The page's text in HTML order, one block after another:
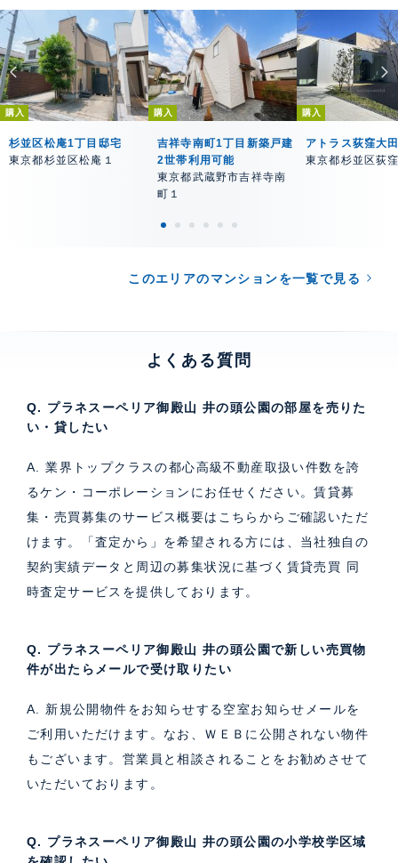
購入
杉並区松庵1丁目邸宅
東京都杉並区松庵１
購入
吉祥寺南町1丁目新築戸建
2世帯利用可能
東京都武蔵野市吉祥寺南
町１
購入
アトラス荻窪大
東京都杉並区荻
このエリアのマンションを一覧で見る
よくある質問
Q. プラネスーペリア御殿山 井の頭公園の部屋を売りた
い・貸したい
A. 業界トップクラスの都心高級不動産取扱い件数を誇
るケン・コーポレーションにお任せください。賃貸募
集・売買募集のサービス概要はこちら からご確認いただ
けます。「査定から」を希望される方には、当社独自の
契約実績データと周辺の募集状況に基づく 賃貸売買 同
時査定サービス を提供しております。
Q. プラネスーペリア御殿山 井の頭公園で新しい売買物
件が出たらメールで受け取りたい
A. 新規公開物件をお知らせする空室お知らせメールを
ご利用いただけます。なお、ＷＥＢに公開されない物件
もございます。営業員と相談されることをお勧めさせて
いただいております。
Q. プラネスーペリア御殿山 井の頭公園の小学校学区域